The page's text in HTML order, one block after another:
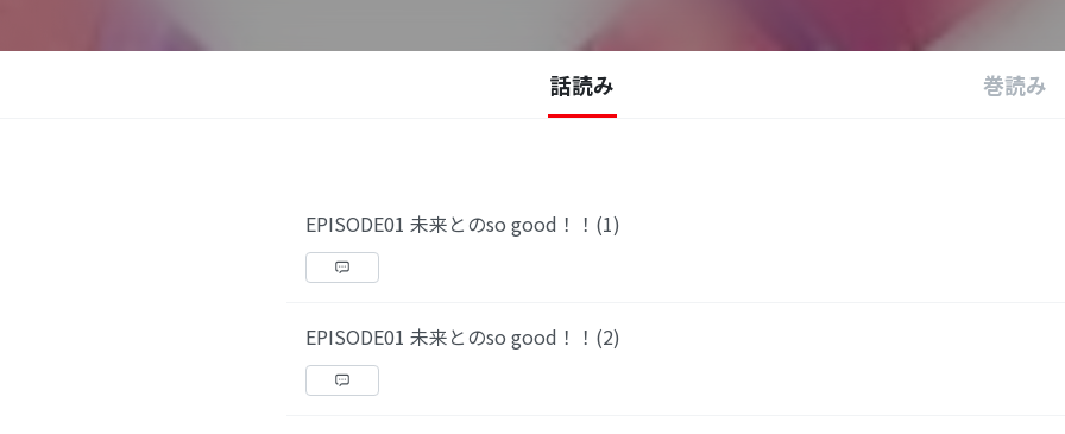
話読み 巻読み
EPISODE01 未来とのso good！！(1)
EPISODE01 未来とのso good！！(2)